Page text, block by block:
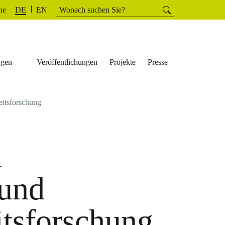
Suchen
nach:
Suchen
DE EN
Veröffentlichungen Projekte Presse